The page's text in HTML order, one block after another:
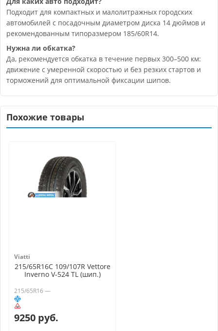
Подходит для компактных и малолитражных городских
автомобилей с посадочным диаметром диска 14 дюймов и
рекомендованным типоразмером 185/60R14.
Нужна ли обкатка?
Да, рекомендуется обкатка в течение первых 300–500 км:
движение с умеренной скоростью и без резких стартов и
торможений для оптимальной фиксации шипов.
Похожие товары
Viatti
215/65R16C 109/107R Vettore
Inverno V-524 TL (шип.)
215/65R16 —
9250 руб.